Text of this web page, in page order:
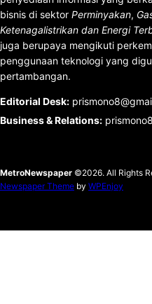
bisnis di sektor Perminyakan,
Ketenagalistrikan dan Energi
juga berupaya mengikuti
penggunaan teknologi yang
pertambangan.
Editorial Desk:
Business & Relations:
MetroNewspaper ©2026. All Rights
Newspaper Theme by WPEnjoy